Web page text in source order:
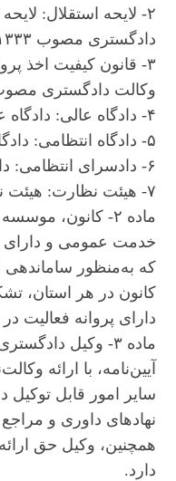
۲- لایحه استقلال:
دادگستری مصوب ۱۳۳۳ با اصلاحات بعدی؛
۳- قانون کیفیت اخذ
وکالت دادگستری مصوب
۴- دادگاه عالی: دادگاه عالی انتظامی قضات؛
۵- دادگاه انتظامی: دادگاه انتظامی کانون وکلا؛
۶- دادسرای انتظامی: دادسرای انتظامی کانون وکلا؛
۷- هیئت نظارت: هیئت نظارت بر انتخابات هیئت‌مدیره.
ماده ۲- کانون،
خدمت عمومی و
که به‌منظور
کانون در هر استان،
دارای پروانه فعالیت
ماده ۳- وکیل
آیین‌نامه، با ارائه
سایر امور قابل
نهادهای داوری و
همچنین، وکیل حق
دارد.